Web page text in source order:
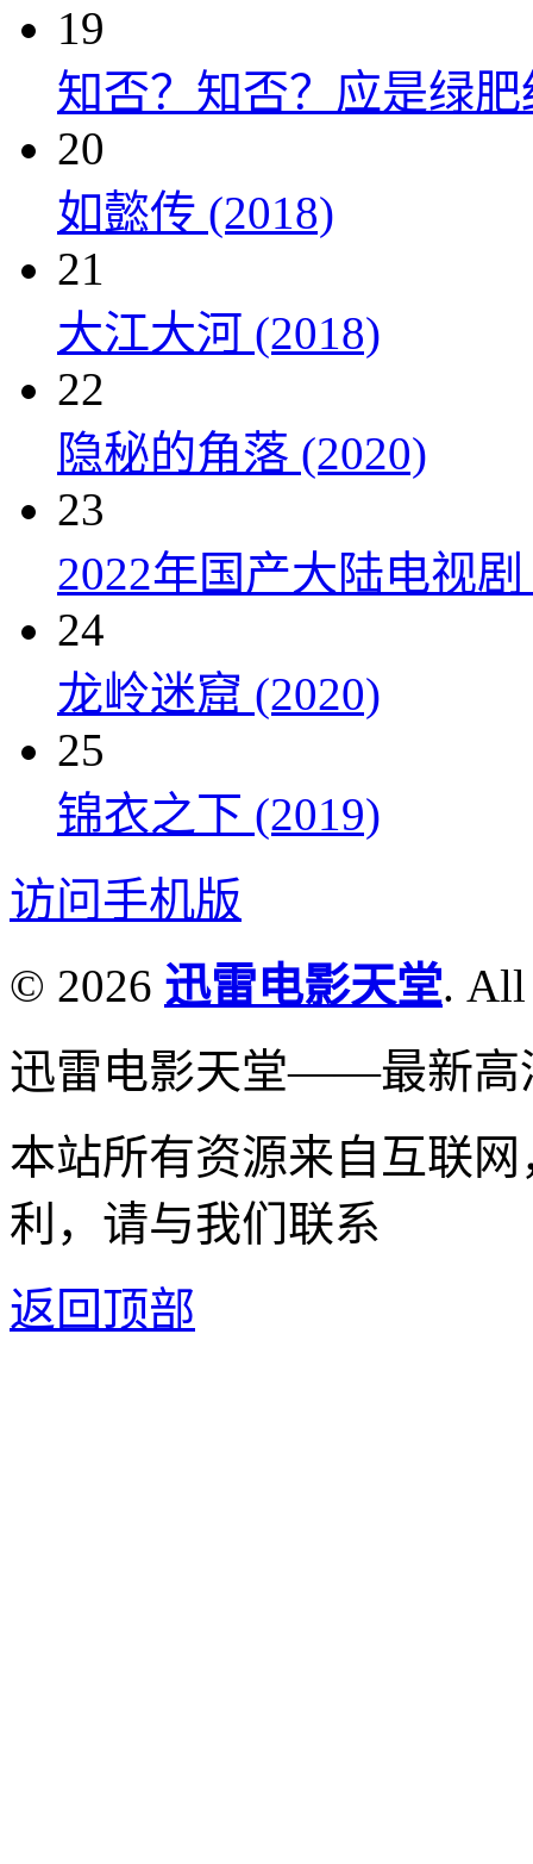
19
知否？知否？应是绿肥
20
如懿传 (2018)
21
大江大河 (2018)
22
隐秘的角落 (2020)
23
2022年国产大陆电视
24
龙岭迷窟 (2020)
25
锦衣之下 (2019)
访问手机版
© 2026 迅雷电影天堂. All
迅雷电影天堂——最新高
本站所有资源来自互联
利，请与我们联系
返回顶部